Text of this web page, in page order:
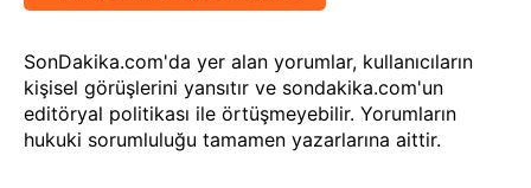
SonDakika.com'da yer alan yorumlar, kullanıcıların
kişisel görüşlerini yansıtır ve sondakika.com'un
editöryal politikası ile örtüşmeyebilir. Yorumların
hukuki sorumluluğu tamamen yazarlarına aittir.